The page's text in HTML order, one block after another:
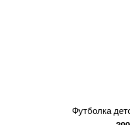
Футболка